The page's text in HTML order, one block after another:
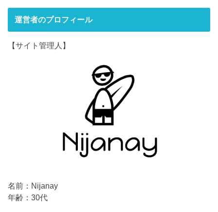
運営者のプロフィール
【サイト管理人】
名前：Nijanay
年齢：30代